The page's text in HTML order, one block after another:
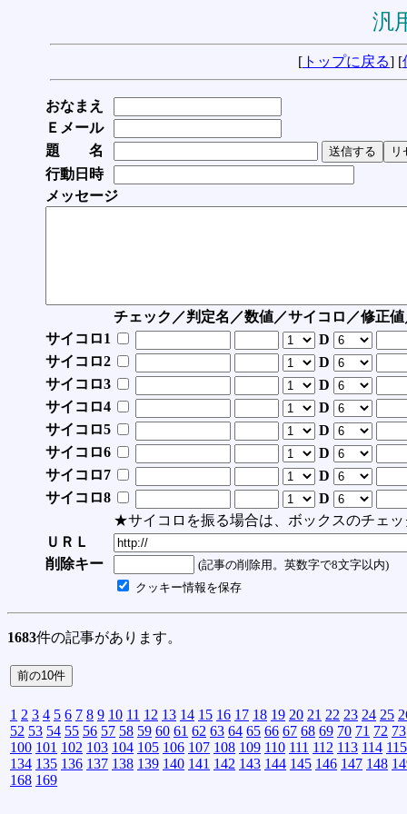
汎
[ トップに戻る] [
おなまえ
Ｅメール
題 名
行動日時
メッセージ
チェック／判定名／数値／サイコロ／修正
サイコロ1
D
サイコロ2
D
サイコロ3
D
サイコロ4
D
サイコロ5
D
サイコロ6
D
サイコロ7
D
サイコロ8
D
★サイコロを振る場合は、ボックスのチェッ
ＵＲＬ
削除キー
(記事の削除用。英数字で8文字以内)
クッキー情報を保存
1683件の記事があります。
1 2 3 4 5 6 7 8 9 10 11 12 13 14 15 16 17 18 19 20 21 22 23 24 25
52 53 54 55 56 57 58 59 60 61 62 63 64 65 66 67 68 69 70 71 72 73
100 101 102 103 104 105 106 107 108 109 110 111 112 113 114 115
134 135 136 137 138 139 140 141 142 143 144 145 146 147 148
168 169